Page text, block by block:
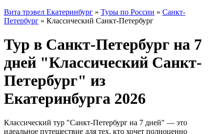
Вита трэвел Екатеринбург » Туры по России » Санкт-
Петербург » Классический Санкт-Петербург
Тур в Санкт-Петербург на 7
дней "Классический Санкт-
Петербург" из
Екатеринбурга 2026
Классический тур "Санкт-Петербург на 7 дней" — это
идеальное путешествие для тех, кто хочет полноценно